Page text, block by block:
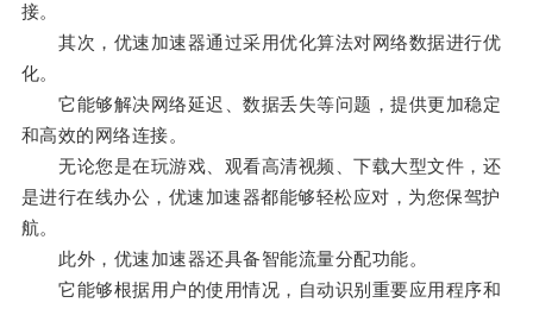
接。
其次，优速加速器通过采用优化算法对网络数据进行优
化。
它能够解决网络延迟、数据丢失等问题，提供更加稳定
和高效的网络连接。
无论您是在玩游戏、观看高清视频、下载大型文件，还
是进行在线办公，优速加速器都能够轻松应对，为您保驾护
航。
此外，优速加速器还具备智能流量分配功能。
它能够根据用户的使用情况，自动识别重要应用程序和